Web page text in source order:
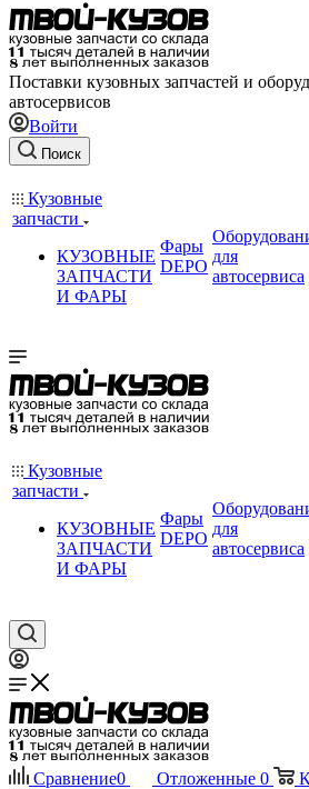
Поставки кузовных запчастей и
автосервисов
Войти
Поиск
Кузовные
запчасти
КУЗОВНЫЕ
ЗАПЧАСТИ
И ФАРЫ
Фары
DEPO
для
автосервиса
Кузовные
запчасти
КУЗОВНЫЕ
ЗАПЧАСТИ
И ФАРЫ
Фары
DEPO
для
автосервиса
Сравнение0 Отложенные 0